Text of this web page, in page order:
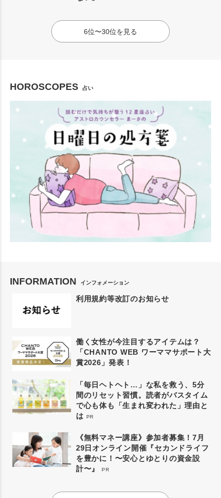
6位〜30位を見る
HOROSCOPES 占い
INFORMATION インフォメーション
利用規約等改訂のお知らせ
働く女性が今注目するアイテムは？
「CHANTO WEB ワーママサポート大
賞2026」発表！
「毎日ヘトヘト…」な私を救う、5分
間のリセット習慣。読者がバスタイム
で心も体も「生まれ変われた」理由と
は PR
《無料マネー講座》参加者募集！7月
29日オンライン開催『セカンドライフ
を豊かに！〜安心とゆとりの資金設
計〜』
PR